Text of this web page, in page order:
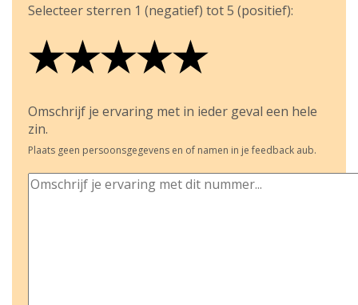
Selecteer sterren 1 (negatief) tot 5 (positief):
★
★★
★★★
★★★★
★★★★★
Omschrijf je ervaring met in ieder geval een hele
zin.
Plaats geen persoonsgegevens en of namen in je feedback aub.